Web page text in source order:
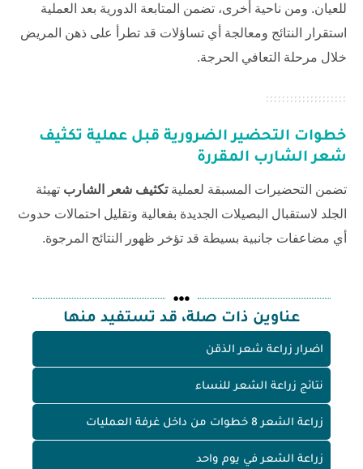
للعيان. ومن ناحية أخرى، تضمن المتابعة الدورية بعد العملية
استقرار النتائج ومعالجة أي تساؤلات قد تطرأ على ذهن المريض
خلال مرحلة التعافي الحرجة.
خطوات التحضير الضرورية قبل عملية تكثيف
شعر الشارب المقررة
تضمن التحضيرات المسبقة لعمليةتكثيف شعر الشارب تهيئة
الجلد لاستقبال البصيلات الجديدة بفعالية وتقليل احتمالات حدوث
أي مضاعفات جانبية بسيطة قد تؤخر ظهور النتائج المرجوة.
عناوين ذات صلة، قد تستفيد منها
اضرار زراعة شعر الذقن
نتائج زراعة الشعر للنساء
زراعة الشعر 8 خطوات من داخل غرفة العمليات
زراعة الشعر في يوم واحد